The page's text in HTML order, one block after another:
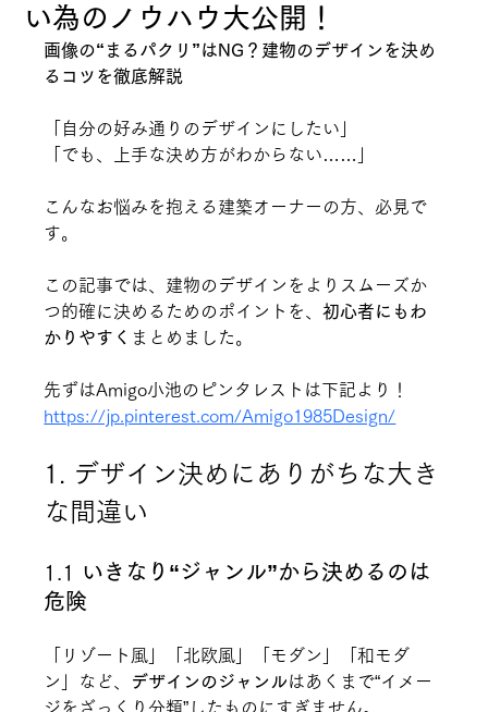
い為のノウハウ大公開！
画像の“まるパクリ”はNG？建物のデザインを決め
るコツを徹底解説
「自分の好み通りのデザインにしたい」
「でも、上手な決め方がわからない……」
こんなお悩みを抱える建築オーナーの方、必見で
す。
この記事では、建物のデザインをよりスムーズか
つ的確に決めるためのポイントを、初心者にもわ
かりやすく まとめました。
先ずはAmigo小池のピンタレストは下記より！
https://jp.pinterest.com/Amigo1985Design/
1. デザイン決めにありがちな大き
な間違い
1.1 いきなり“ジャンル”から決めるのは
危険
「リゾート風」「北欧風」「モダン」「和モダ
ン」など、
デザインのジャンルはあくまで“イメー
ジをざっくり分類”したものにすぎません。